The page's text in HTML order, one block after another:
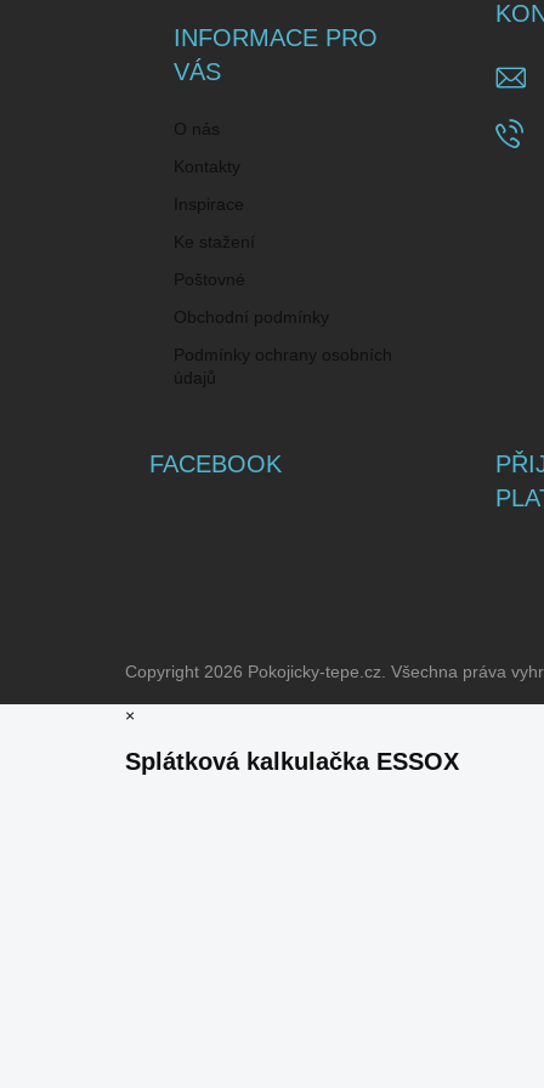
INFORMACE PRO
VÁS
O nás
Kontakty
Inspirace
Ke stažení
Poštovné
Obchodní podmínky
Podmínky ochrany osobních
údajů
FACEBOOK
Copyright 2026 Pokojicky-tepe.cz. Všechna práva
×
Splátková kalkulačka ESSOX